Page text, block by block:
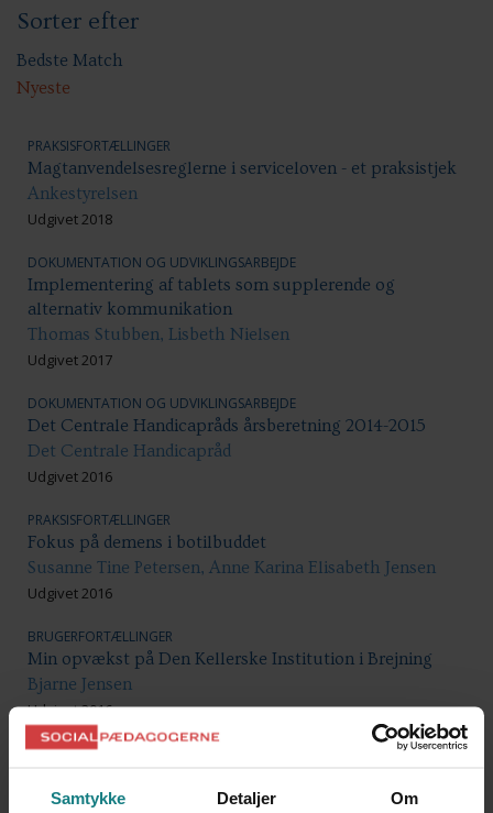
Samtykke Detaljer Om
Sorter efter
Bedste Match
Nyeste
PRAKSISFORTÆLLINGER
Magtanvendelsesreglerne i serviceloven - et praksistjek
Ankestyrelsen
Udgivet 2018
DOKUMENTATION OG UDVIKLINGSARBEJDE
Implementering af tablets som supplerende og
alternativ kommunikation
Thomas Stubben, Lisbeth Nielsen
Udgivet 2017
DOKUMENTATION OG UDVIKLINGSARBEJDE
Det Centrale Handicapråds årsberetning 2014-2015
Det Centrale Handicapråd
Udgivet 2016
PRAKSISFORTÆLLINGER
Fokus på demens i botilbuddet
Susanne Tine Petersen, Anne Karina Elisabeth Jensen
Udgivet 2016
BRUGERFORTÆLLINGER
Min opvækst på Den Kellerske Institution i Brejning
Bjarne Jensen
Udgivet 2016
DOKUMENTATION OG UDVIKLINGSARBEJDE
diskrimination på grund af handicap